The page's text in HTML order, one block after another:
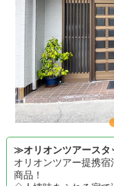
≫オリオンツアースタ
オリオンツアー提携
商品！